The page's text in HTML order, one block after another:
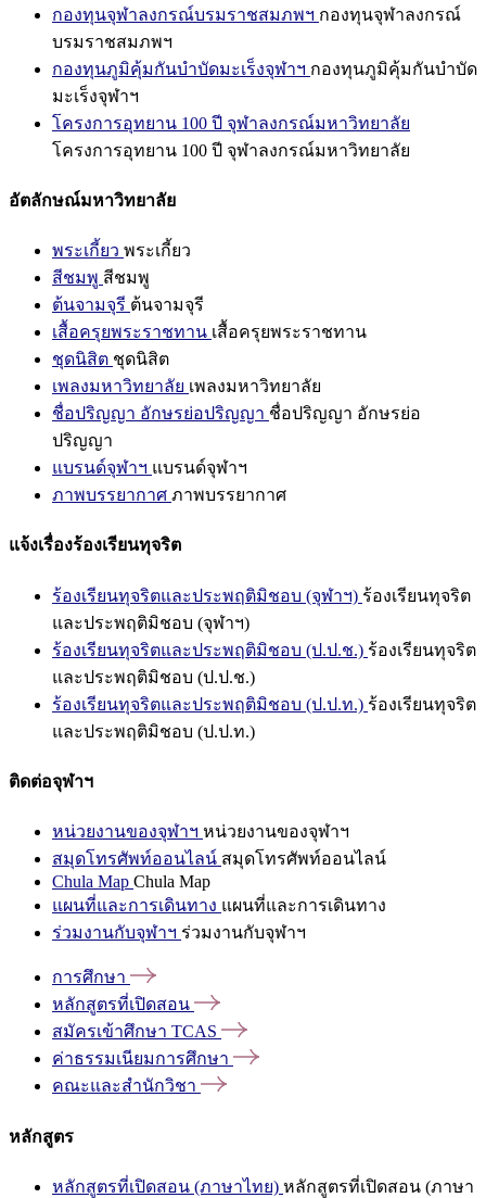
กองทุนจุฬาลงกรณ์บรมราชสมภพฯ กองทุนจุฬาลงกรณ์
บรมราชสมภพฯ
กองทุนภูมิคุ้มกันบำบัดมะเร็งจุฬาฯ กองทุนภูมิคุ้มกันบำบัด
มะเร็งจุฬาฯ
โครงการอุทยาน 100 ปี จุฬาลงกรณ์มหาวิทยาลัย
โครงการอุทยาน 100 ปี จุฬาลงกรณ์มหาวิทยาลัย
อัตลักษณ์มหาวิทยาลัย
พระเกี้ยว พระเกี้ยว
สีชมพู สีชมพู
ต้นจามจุรี ต้นจามจุรี
เสื้อครุยพระราชทาน เสื้อครุยพระราชทาน
ชุดนิสิต ชุดนิสิต
เพลงมหาวิทยาลัย เพลงมหาวิทยาลัย
ชื่อปริญญา อักษรย่อปริญญา ชื่อปริญญา อักษรย่อ
ปริญญา
แบรนด์จุฬาฯ แบรนด์จุฬาฯ
ภาพบรรยากาศ ภาพบรรยากาศ
แจ้งเรื่องร้องเรียนทุจริต
ร้องเรียนทุจริตและประพฤติมิชอบ (จุฬาฯ) ร้องเรียนทุจริต
และประพฤติมิชอบ (จุฬาฯ)
ร้องเรียนทุจริตและประพฤติมิชอบ (ป.ป.ช.) ร้องเรียนทุจริต
และประพฤติมิชอบ (ป.ป.ช.)
ร้องเรียนทุจริตและประพฤติมิชอบ (ป.ป.ท.) ร้องเรียนทุจริต
และประพฤติมิชอบ (ป.ป.ท.)
ติดต่อจุฬาฯ
หน่วยงานของจุฬาฯ หน่วยงานของจุฬาฯ
สมุดโทรศัพท์ออนไลน์ สมุดโทรศัพท์ออนไลน์
Chula Map Chula Map
แผนที่และการเดินทาง แผนที่และการเดินทาง
ร่วมงานกับจุฬาฯ ร่วมงานกับจุฬาฯ
การศึกษา
หลักสูตรที่เปิดสอน
สมัครเข้าศึกษา TCAS
ค่าธรรมเนียมการศึกษา
คณะและสำนักวิชา
หลักสูตร
หลักสูตรที่เปิดสอน (ภาษาไทย) หลักสูตรที่เปิดสอน (ภาษา